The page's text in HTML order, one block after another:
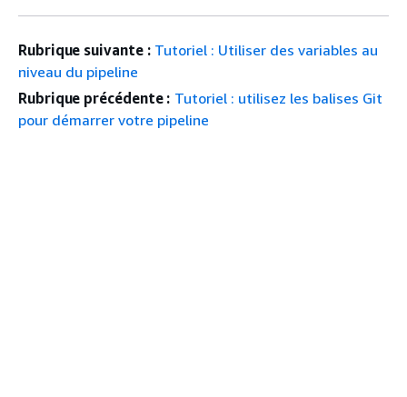
Rubrique suivante : Tutoriel : Utiliser des variables au
niveau du pipeline
Rubrique précédente : Tutoriel : utilisez les balises Git
pour démarrer votre pipeline